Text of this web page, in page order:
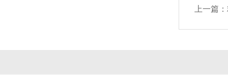
上一篇：